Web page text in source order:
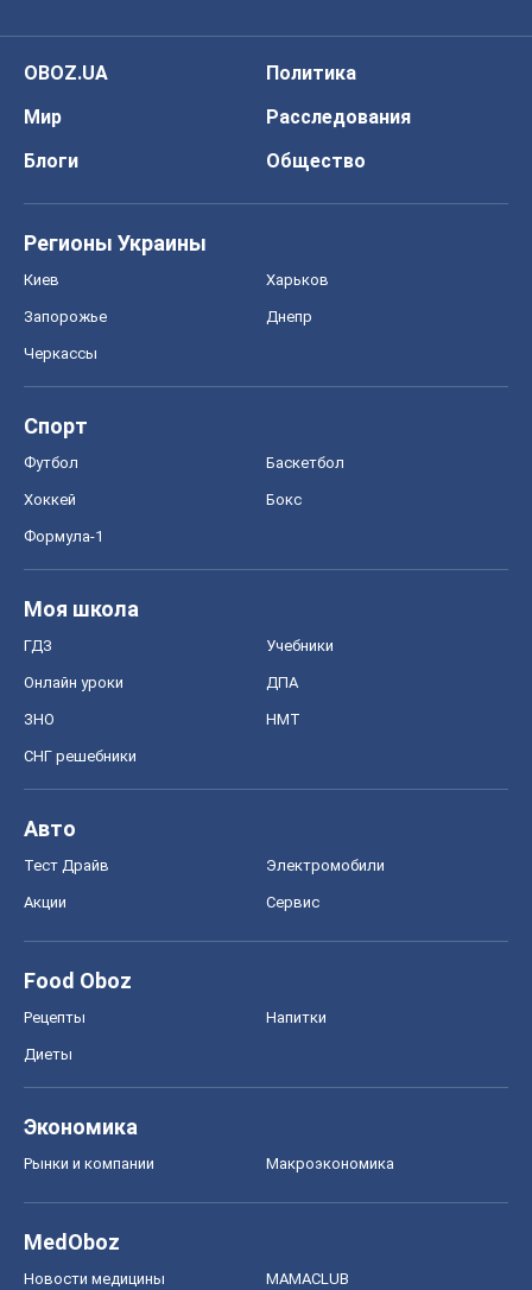
OBOZ.UA
Политика
Мир
Расследования
Блоги
Общество
Регионы Украины
Киев Харьков
Запорожье Днепр
Черкассы
Спорт
Футбол Баскетбол
Хоккей Бокс
Формула-1
Моя школа
ГДЗ Учебники
Онлайн уроки ДПА
ЗНО НМТ
СНГ решебники
Авто
Тест Драйв Электромобили
Акции Сервис
Food Oboz
Рецепты Напитки
Диеты
Экономика
Рынки и компании Mакроэкономика
MedOboz
Новости медицины MAMACLUB